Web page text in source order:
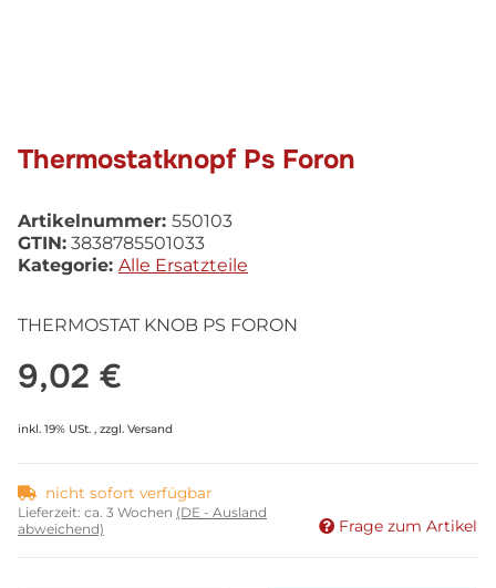
Thermostatknopf Ps Foron
Artikelnummer: 550103
GTIN: 3838785501033
Kategorie: Alle Ersatzteile
THERMOSTAT KNOB PS FORON
9,02 €
inkl. 19% USt. , zzgl. Versand
nicht sofort verfügbar
Lieferzeit: ca. 3 Wochen (DE - Ausland
abweichend)
Frage zum Artikel